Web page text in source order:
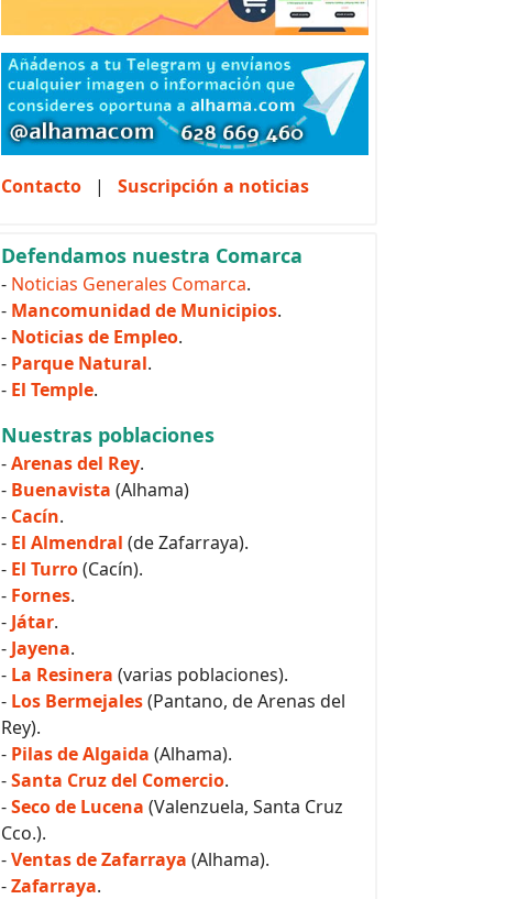
Contacto | Suscripción a noticias
Defendamos nuestra Comarca
- Noticias Generales Comarca.
- Mancomunidad de Municipios.
- Noticias de Empleo.
- Parque Natural.
- El Temple.
Nuestras poblaciones
-Arenas del Rey.
- Buenavista (Alhama)
- Cacín.
- El Almendral (de Zafarraya).
- El Turro(Cacín).
- Fornes.
- Játar.
- Jayena.
- La Resinera (varias poblaciones).
- Los Bermejales(Pantano, de Arenas del
Rey).
- Pilas de Algaida (Alhama).
-Santa Cruz del Comercio.
-Seco de Lucena (Valenzuela, Santa Cruz
Cco.).
-Ventas de Zafarraya (Alhama).
-Zafarraya.